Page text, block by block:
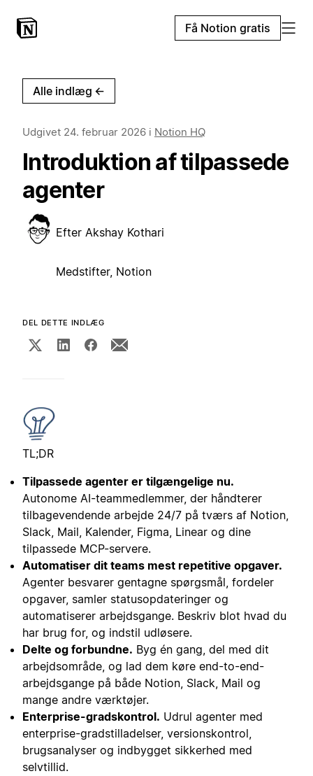
Få Notion gratis
Alle indlæg ←
Udgivet 24. februar 2026 i Notion HQ
Introduktion af tilpassede
agenter
Efter Akshay Kothari
Medstifter, Notion
DEL DETTE INDLÆG
TL;DR
Tilpassede agenter er tilgængelige nu.
Autonome AI-teammedlemmer, der håndterer
tilbagevendende arbejde 24/7 på tværs af Notion,
Slack, Mail, Kalender, Figma, Linear og dine
tilpassede MCP-servere.
Automatiser dit teams mest repetitive opgaver.
Agenter besvarer gentagne spørgsmål, fordeler
opgaver, samler statusopdateringer og
automatiserer arbejdsgange. Beskriv blot hvad du
har brug for, og indstil udløsere.
Delte og forbundne. Byg én gang, del med dit
arbejdsområde, og lad dem køre end-to-end-
arbejdsgange på både Notion, Slack, Mail og
mange andre værktøjer.
Enterprise-gradskontrol. Udrul agenter med
enterprise-gradstilladelser, versionskontrol,
brugsanalyser og indbygget sikkerhed med
selvtillid.